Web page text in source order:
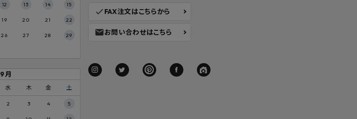
12 13 14 15
19 20 21 22
26 27 28 29
9月
水 木 金 土
2 3 4 5
check FAX注文はこちらから
mailお問い合わせはこちら